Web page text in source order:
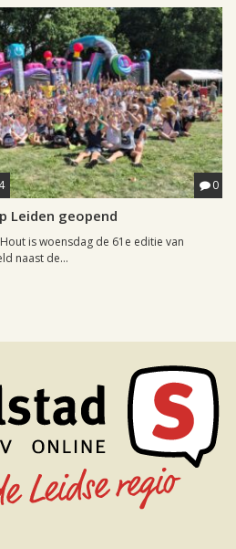
0
Leiden geopend
is woensdag de 61e editie van
naast de...